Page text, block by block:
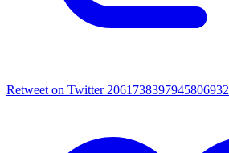
Retweet on Twitter 2061738397945806932